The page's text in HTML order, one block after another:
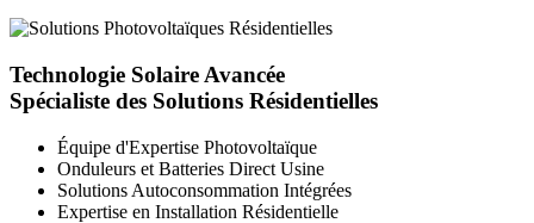
Technologie Solaire Avancée
Spécialiste des Solutions Résidentielles
Équipe d'Expertise Photovoltaïque
Onduleurs et Batteries Direct Usine
Solutions Autoconsommation Intégrées
Expertise en Installation Résidentielle